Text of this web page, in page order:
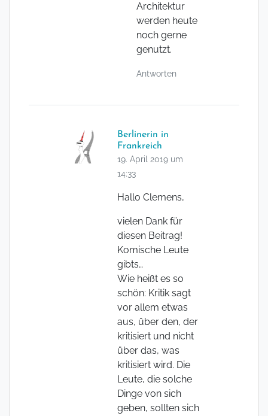
Architektur
werden heute
noch gerne
genutzt.
Antworten
Berlinerin in
Frankreich
19. April 2019 um
14:33
Hallo Clemens,
vielen Dank für
diesen Beitrag!
Komische Leute
gibts…
Wie heißt es so
schön: Kritik sagt
vor allem etwas
aus, über den, der
kritisiert und nicht
über das, was
kritisiert wird. Die
Leute, die solche
Dinge von sich
geben, sollten sich